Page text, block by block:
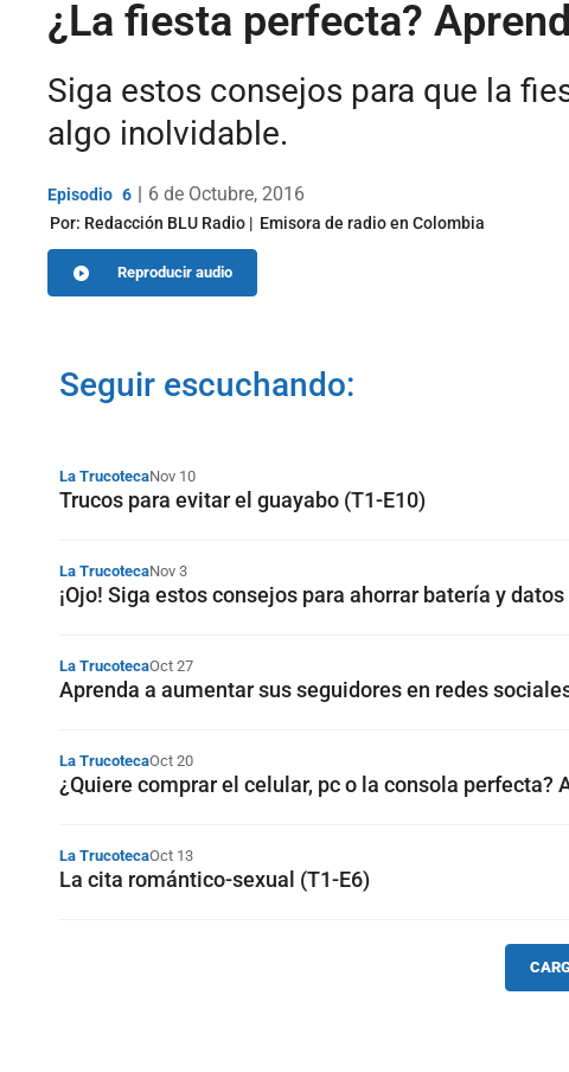
¿La fiesta perfecta?
Siga estos consejos para que la
algo inolvidable.
6 | 6 de Octubre, 2016
Por: Redacción BLU Radio Emisora de radio en Colombia
Reproducir audio
Seguir escuchando:
La TrucotecaNov 10
Trucos para evitar el guayabo (T1-E10)
La TrucotecaNov 3
¡Ojo! Siga estos consejos para ahorrar batería y
La TrucotecaOct 27
Aprenda a aumentar sus seguidores en redes
La TrucotecaOct 20
¿Quiere comprar el celular, pc o la consola perfecta?
La TrucotecaOct 13
La cita romántico-sexual (T1-E6)